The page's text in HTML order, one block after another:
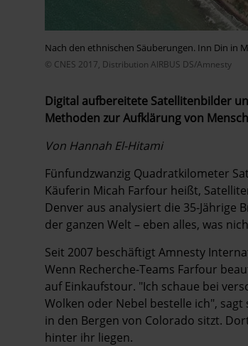
Nach den ethnischen Säuberungen. Inn Din in
© CNES 2017, Distribution AIRBUS DS/Amnesty
Digital aufbereitete Satellitenbilder
Methoden zur Aufklärung von
Von Hannah El-Hitami
Fünfundzwanzig Quadratkilometer
Käuferin Micah Farfour heißt,
Denver aus analysiert die 35-Jährige
der ganzen Welt – eben alles, was
Seit 2007 beschäftigt Amnesty
Wenn Recherche-Teams Farfour
auf Einkaufstour. "Ich schaue bei
Wolken oder Nebel bestelle ich",
in den Bergen von Colorado sitzt.
hinter ihr liegen.